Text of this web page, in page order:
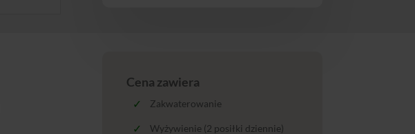
Cena zawiera
Zakwaterowanie
Wyżywienie (2 posiłki dziennie)